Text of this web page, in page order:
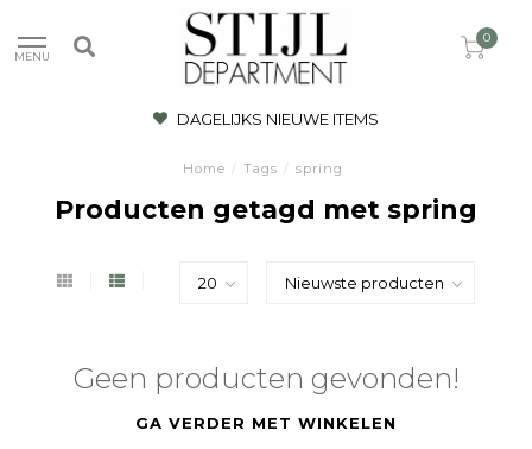
MENU
0
DAGELIJKS NIEUWE ITEMS
Home / Tags / spring
Producten getagd met spring
Geen producten gevonden!
GA VERDER MET WINKELEN